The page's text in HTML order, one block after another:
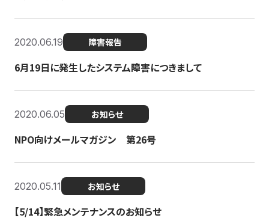
2020.06.19 障害報告
6月19日に発生したシステム障害につきまして
2020.06.05 お知らせ
NPO向けメールマガジン 第26号
2020.05.11 お知らせ
【5/14】緊急メンテナンスのお知らせ